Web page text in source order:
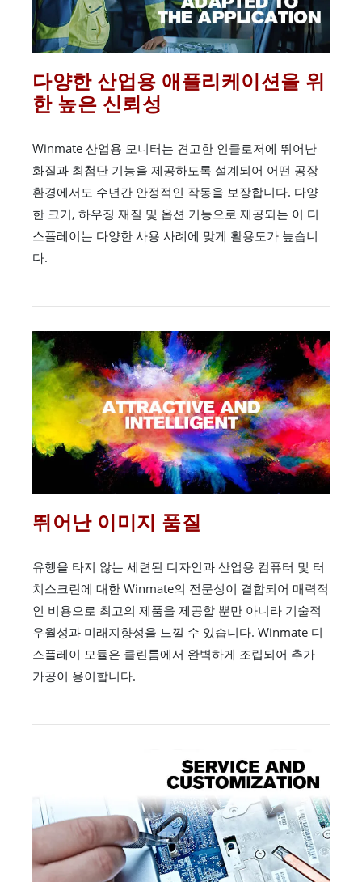
다양한 산업용 애플리케이션을 위
한 높은 신뢰성
Winmate 산업용 모니터는 견고한 인클로저에 뛰어난
화질과 최첨단 기능을 제공하도록 설계되어 어떤 공장
환경에서도 수년간 안정적인 작동을 보장합니다. 다양
한 크기, 하우징 재질 및 옵션 기능으로 제공되는 이 디
스플레이는 다양한 사용 사례에 맞게 활용도가 높습니
다.
뛰어난 이미지 품질
유행을 타지 않는 세련된 디자인과 산업용 컴퓨터 및 터
치스크린에 대한 Winmate의 전문성이 결합되어 매력적
인 비용으로 최고의 제품을 제공할 뿐만 아니라 기술적
우월성과 미래지향성을 느낄 수 있습니다. Winmate 디
스플레이 모듈은 클린룸에서 완벽하게 조립되어 추가
가공이 용이합니다.